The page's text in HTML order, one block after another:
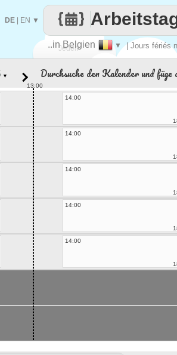
Jeden
..in Belgien ▼ | Jours fériés
DE EN ▼
▼ Durchsuche den Kalender und füge
13:00
14:00
14:00
14:00
14:00
14:00